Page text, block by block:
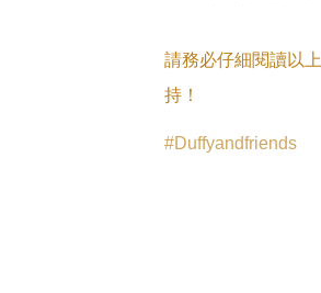
請務必仔細閱讀以
持！
Duffyandfriends